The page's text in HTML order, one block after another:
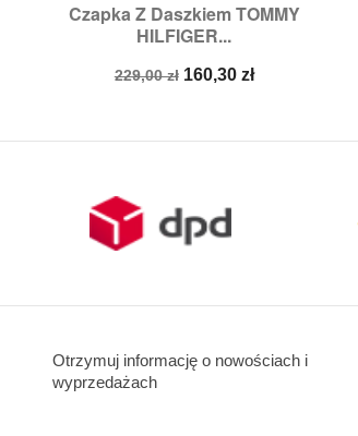
Czapka Z Daszkiem TOMMY
HILFIGER...
Cena
229,00 zł Cena
160,30 zł
 Szybki podgląd
Otrzymuj informację o nowościach i
wyprzedażach